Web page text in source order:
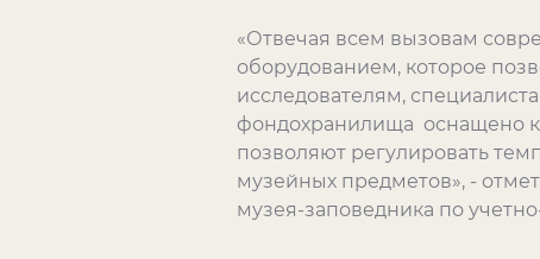
«Отвечая всем вызовам
оборудованием, которое
исследователям,
фондохранилища оснащено
позволяют регулировать
музейных предметов», -
музея-заповедника по